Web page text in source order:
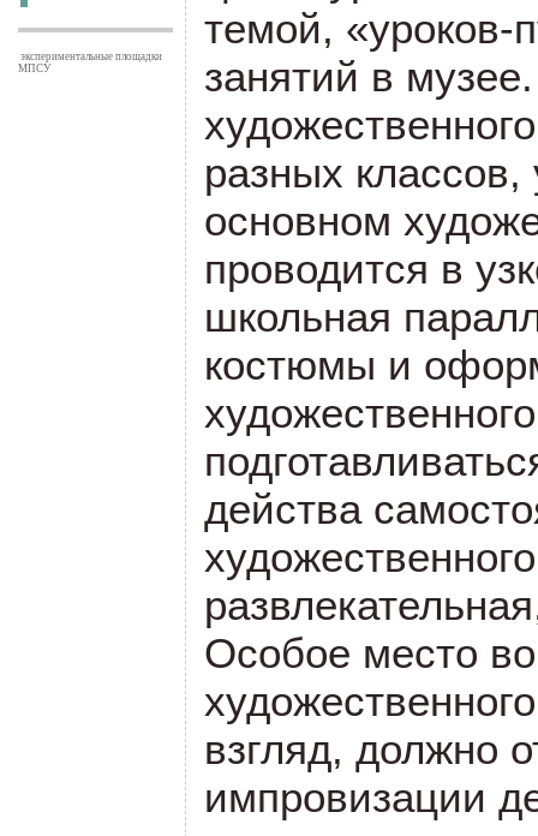
экспериментальные площадки
МПСУ
темой, «уроков-
занятий в
разных
основном
проводится в
школьная
костюмы и
действа
Особое место
взгляд, должно
импровизации